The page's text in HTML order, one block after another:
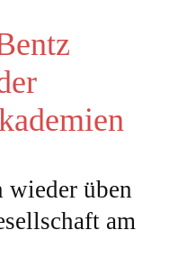
die Zukunft der
Wirtschaft und
ihre Unterstützung für
Hochschwarzwald
auch Klassik-Zeit:
In- und Ausland
wieder üben
am